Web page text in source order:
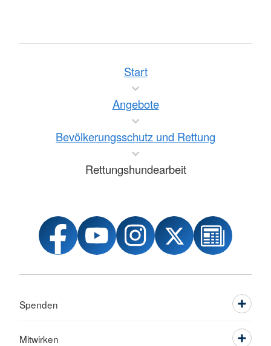
bildet.
Die Belange der Rettungshundearbeit in
Hinsicht auf alle grundsätzlichen und einheitlich
geltenden Regelungen werden vom DRK-
Generalsekretariat koordinierend
wahrgenommen. Rettungshundeinformationen
sind in die Einsatz- und Alarmpläne des
Landesverbandes, der Kreisverbände sowie der
Rettungsleitstellen einbezogen. Sie können
Rettungseinsatzes z. B. bei Verschüttungen
durch Gasexplosionen eingesetzt werden. Aber
auch die Suche nach vermissten Personen (z.
usw.) stellt eine eindeutige Indikation zur
Alarmierung der Rettungshundeteams dar und
ist ein häufiger Einsatzanlass.
Mehr anzeigen
Start
Angebote
Bevölkerungsschutz und Rettung
Rettungshundearbeit
Spenden
Mitwirken